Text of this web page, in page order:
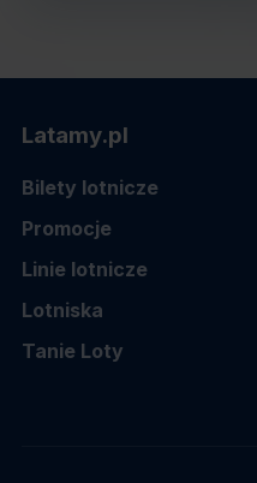
Latamy.pl
Bilety lotnicze
Promocje
Linie lotnicze
Lotniska
Tanie Loty